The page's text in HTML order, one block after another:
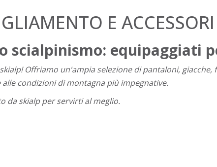
E ACCESSORI
scialpinismo: equipaggiati
Offriamo un'ampia selezione di pantaloni,
condizioni di montagna più impegnative.
da skialp per servirti al meglio.